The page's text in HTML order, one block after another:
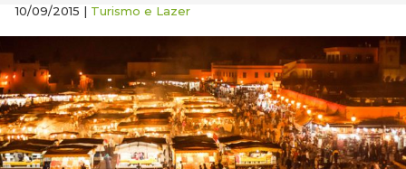
10/09/2015 | Turismo e Lazer